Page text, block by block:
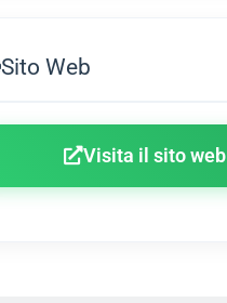
Sito Web
Visita il sito web